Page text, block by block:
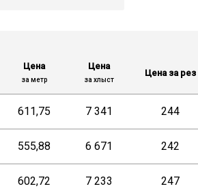
Цена
за метр
Цена
за хлыст
Цена за рез
611,75 7 341 244
555,88 6 671 242
602,72 7 233 247